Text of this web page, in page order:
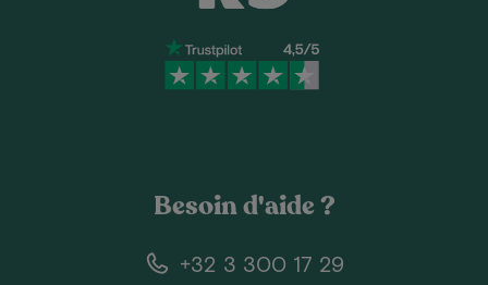
Besoin d'aide ?
+32 3 300 17 29